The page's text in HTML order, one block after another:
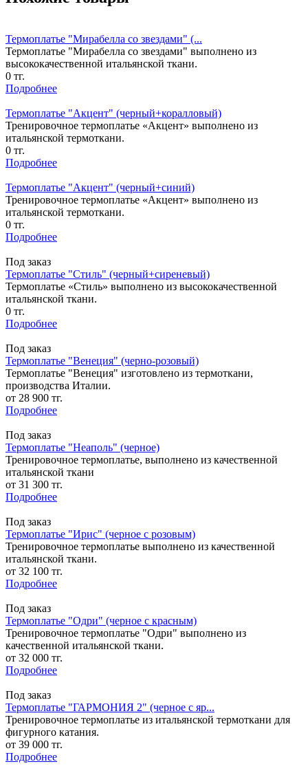
Термоплатье "Мирабелла со звездами" (...
Термоплатье "Мирабелла со звездами" выполнено из
высококачественной итальянской ткани.
0 тг.
Подробнее
Термоплатье "Акцент" (черный+коралловый)
Тренировочное термоплатье «Акцент» выполнено из
итальянской термоткани.
0 тг.
Подробнее
Термоплатье "Акцент" (черный+синий)
Тренировочное термоплатье «Акцент» выполнено из
итальянской термоткани.
0 тг.
Подробнее
Под заказ
Термоплатье "Стиль" (черный+сиреневый)
Термоплатье «Стиль» выполнено из высококачественной
итальянской ткани.
0 тг.
Подробнее
Под заказ
Термоплатье "Венеция" (черно-розовый)
Термоплатье "Венеция" изготовлено из термоткани,
производства Италии.
от 28 900 тг.
Подробнее
Под заказ
Термоплатье "Неаполь" (черное)
Тренировочное термоплатье, выполнено из качественной
итальянской ткани
от 31 300 тг.
Подробнее
Под заказ
Термоплатье "Ирис" (черное с розовым)
Тренировочное термоплатье выполнено из качественной
итальянской ткани.
от 32 100 тг.
Подробнее
Под заказ
Термоплатье "Одри" (черное с красным)
Тренировочное термоплатье "Одри" выполнено из
качественной итальянской ткани.
от 32 000 тг.
Подробнее
Под заказ
Термоплатье "ГАРМОНИЯ 2" (черное с яр...
Тренировочное термоплатье из итальянской термоткани для
фигурного катания.
от 39 000 тг.
Подробнее